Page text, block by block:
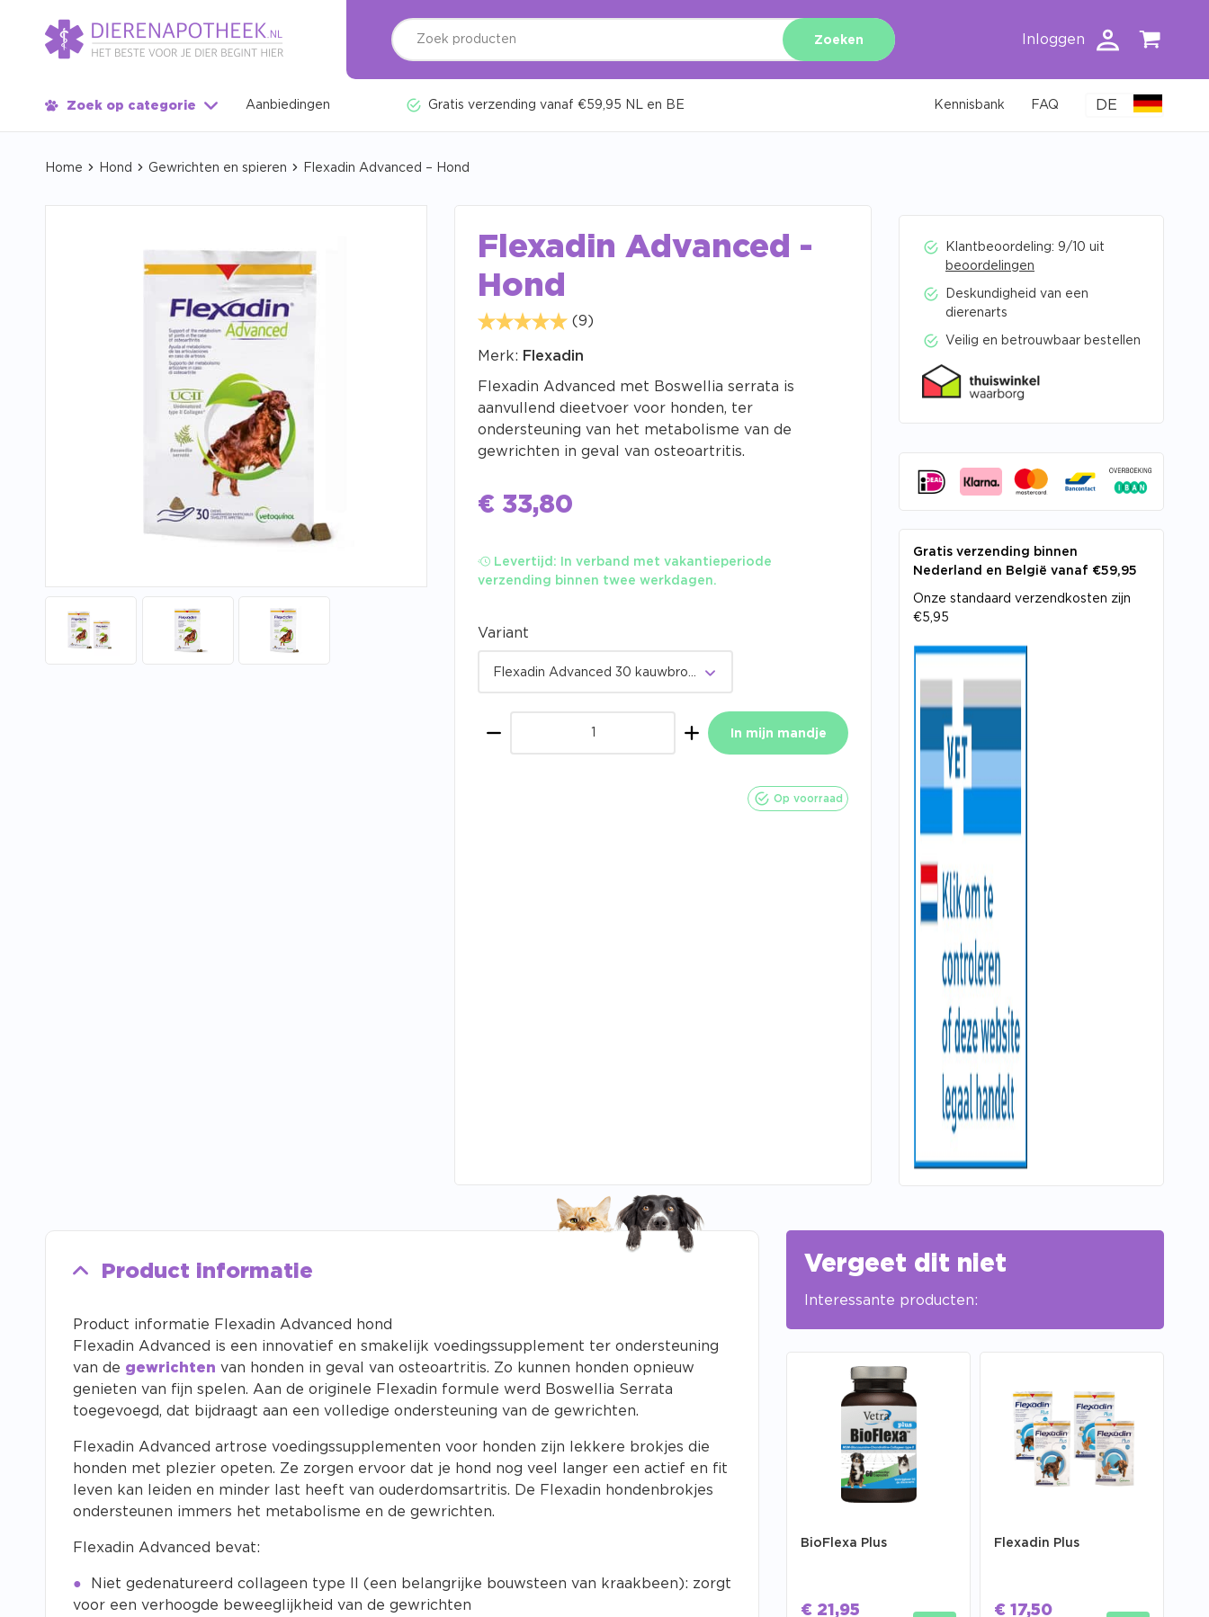
Zoeken Inloggen
Zoek op categorie Aanbiedingen Gratis verzending vanaf €59,95 NL en BE Kennisbank FAQ DE
Home Hond Gewrichten en spieren Flexadin Advanced – Hond
Flexadin Advanced -
Hond
(9)
Merk: Flexadin
Flexadin Advanced met Boswellia serrata is
aanvullend dieetvoer voor honden, ter
ondersteuning van het metabolisme van de
gewrichten in geval van osteoartritis.
€ 33,80
Levertijd:
In verband met vakantieperiode
verzending binnen twee werkdagen.
Variant
Flexadin Advanced 30 kauwbrokjes
In mijn mandje
Op voorraad
Klantbeoordeling: 9/10 uit
beoordelingen
Deskundigheid van een
dierenarts
Veilig en betrouwbaar bestellen
Gratis verzending binnen
Nederland en België vanaf €59,95
Onze standaard verzendkosten zijn
€5,95
Product informatie
Product informatie Flexadin Advanced hond
Flexadin Advanced is een innovatief en smakelijk voedingssupplement ter ondersteuning
van de gewrichten van honden in geval van osteoartritis. Zo kunnen honden opnieuw
genieten van fijn spelen. Aan de originele Flexadin formule werd Boswellia Serrata
toegevoegd, dat bijdraagt aan een volledige ondersteuning van de gewrichten.
Flexadin Advanced artrose voedingssupplementen voor honden zijn lekkere brokjes die
honden met plezier opeten. Ze zorgen ervoor dat je hond nog veel langer een actief en fit
leven kan leiden en minder last heeft van ouderdomsartritis. De Flexadin hondenbrokjes
ondersteunen immers het metabolisme en de gewrichten.
Flexadin Advanced bevat:
Niet gedenatureerd collageen type II (een belangrijke bouwsteen van kraakbeen): zorgt
voor een verhoogde beweeglijkheid van de gewrichten
Vergeet dit niet
Interessante producten:
BioFlexa Plus
€ 21,95
Flexadin Plus
€ 17,50